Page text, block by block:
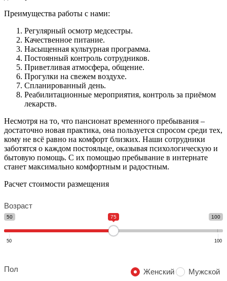
Преимущества работы с нами:
Регулярный осмотр медсестры.
Качественное питание.
Насыщенная культурная программа.
Постоянный контроль сотрудников.
Приветливая атмосфера, общение.
Прогулки на свежем воздухе.
Спланированный день.
Реабилитационные мероприятия, контроль за приёмом
лекарств.
Несмотря на то, что пансионат временного пребывания –
достаточно новая практика, она пользуется спросом среди тех,
кому не всё равно на комфорт близких. Наши сотрудники
заботятся о каждом постояльце, оказывая психологическую и
бытовую помощь. С их помощью пребывание в интернате
станет максимально комфортным и радостным.
Расчет стоимости размещения